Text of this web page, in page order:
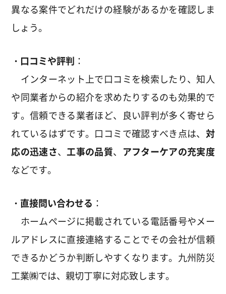
異なる案件でどれだけの経験があるかを確認しま
しょう。
・口コミや評判 ：
インターネット上で口コミを検索したり、知人
や同業者からの紹介を求めたりするのも効果的で
す。信頼できる業者ほど、良い評判が多く寄せら
れているはずです。口コミで確認すべき点は、 対
応の迅速さ、 工事の品質、 アフターケアの充実度
などです。
・直接問い合わせる ：
ホームページに掲載されている電話番号やメー
ルアドレスに直接連絡することでその会社が信頼
できるかどうか判断しやすくなります。九州防災
工業㈱では、親切丁寧に対応致します。